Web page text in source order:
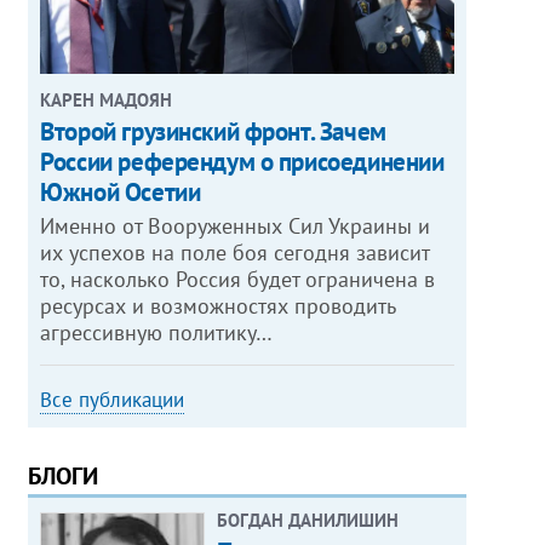
КАРЕН МАДОЯН
Второй грузинский фронт. Зачем
России референдум о присоединении
Южной Осетии
Именно от Вооруженных Сил Украины и
их успехов на поле боя сегодня зависит
то, насколько Россия будет ограничена в
ресурсах и возможностях проводить
агрессивную политику…
Все публикации
БЛОГИ
БОГДАН ДАНИЛИШИН